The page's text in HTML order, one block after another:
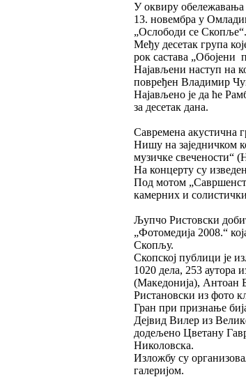
У оквиру обележавања
13. новембра у
„Ослободи се Скопље“.
Међу десетак група
рок састава „Обојени
Најављени наступ на
повређен Владимир
Најављено је да ће
за десетак дана.
Савремена акустична
Нишу на заједничком
музичке свечености“
На концерту су
Под мотом
камерних и
Љупчо Ристовски
„Фотомедија 2008.“
Скопљу.
Скопској публици је
1020 дела, 253 аутора
(Македонија), Антоан
Ристановски из фото
Гран при признање
Дејвид Вилер из
додељено Цветану
Николовска.
Изложбу су
галеријом.